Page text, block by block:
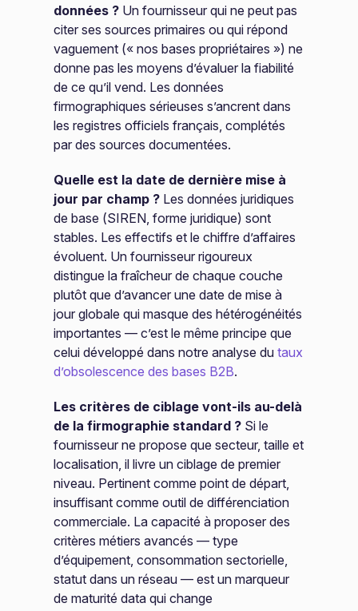
données ? Un fournisseur qui ne peut pas
citer ses sources primaires ou qui répond
vaguement (« nos bases propriétaires ») ne
donne pas les moyens d’évaluer la fiabilité
de ce qu’il vend. Les données
firmographiques sérieuses s’ancrent dans
les registres officiels français, complétés
par des sources documentées.
Quelle est la date de dernière mise à
jour par champ ? Les données juridiques
de base (SIREN, forme juridique) sont
stables. Les effectifs et le chiffre d’affaires
évoluent. Un fournisseur rigoureux
distingue la fraîcheur de chaque couche
plutôt que d’avancer une date de mise à
jour globale qui masque des hétérogénéités
importantes — c’est le même principe que
celui développé dans notre analyse dutaux
d’obsolescence des bases B2B.
Les critères de ciblage vont-ils au-delà
de la firmographie standard ? Si le
fournisseur ne propose que secteur, taille et
localisation, il livre un ciblage de premier
niveau. Pertinent comme point de départ,
insuffisant comme outil de différenciation
commerciale. La capacité à proposer des
critères métiers avancés — type
d’équipement, consommation sectorielle,
statut dans un réseau — est un marqueur
de maturité data qui change